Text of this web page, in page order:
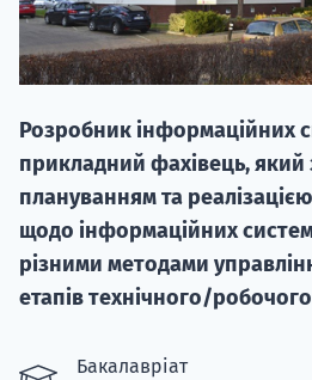
Розробник інформаційних
прикладний фахівець, який
плануванням та
щодо інформаційних
різними методами
етапів технічного/
Бакалавріат